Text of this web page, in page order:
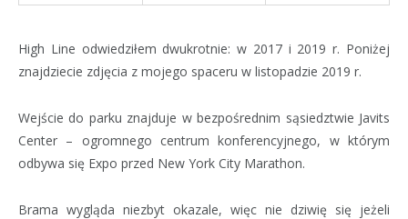
High Line odwiedziłem dwukrotnie: w 2017 i 2019 r. Poniżej
znajdziecie zdjęcia z mojego spaceru w listopadzie 2019 r.
Wejście do parku znajduje w bezpośrednim sąsiedztwie Javits
Center – ogromnego centrum konferencyjnego, w którym
odbywa się Expo przed New York City Marathon.
Brama wygląda niezbyt okazale, więc nie dziwię się jeżeli